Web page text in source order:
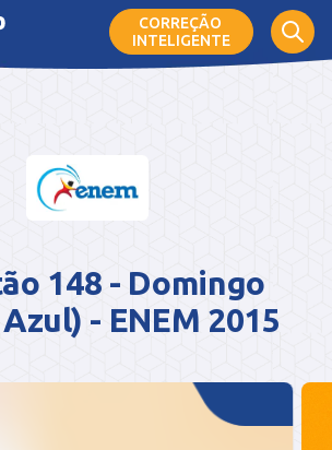
CORREÇÃO
INTELIGENTE
148 - Domingo
- ENEM 2015